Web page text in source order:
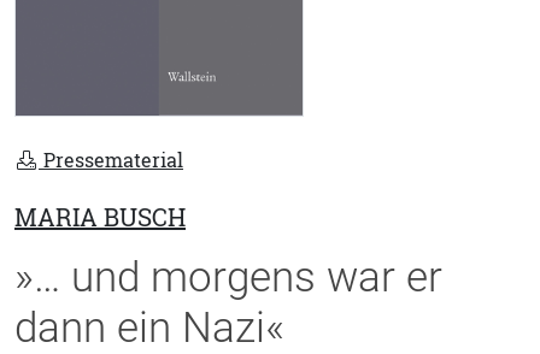
Pressematerial
MARIA BUSCH
»… und morgens war er
dann ein Nazi«